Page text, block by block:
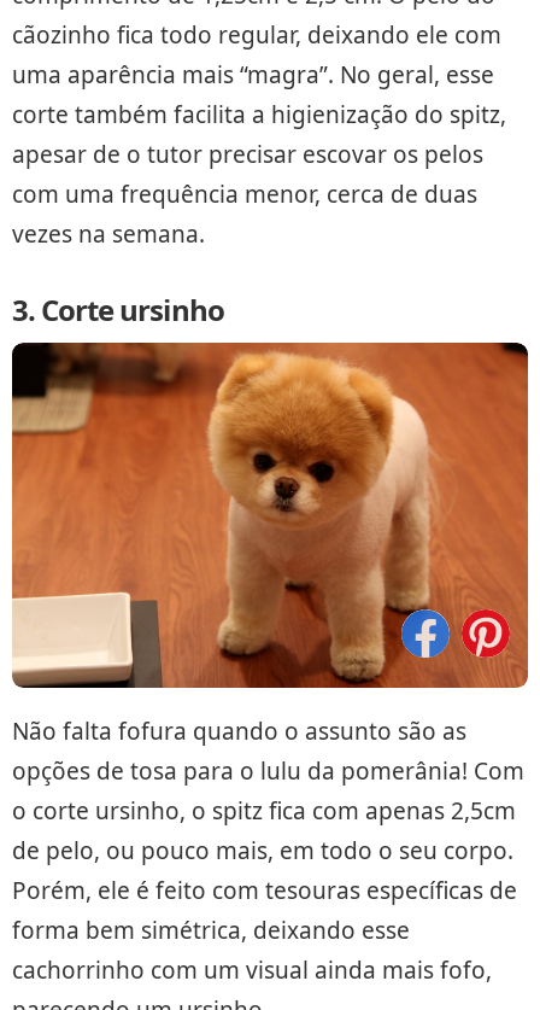
cãozinho fica todo regular, deixando ele com
uma aparência mais “magra”. No geral, esse
corte também facilita a higienização do spitz,
apesar de o tutor precisar escovar os pelos
com uma frequência menor, cerca de duas
vezes na semana.
3. Corte ursinho
Não falta fofura quando o assunto são as
opções de tosa para o lulu da pomerânia! Com
o corte ursinho, o spitz fica com apenas 2,5cm
de pelo, ou pouco mais, em todo o seu corpo.
Porém, ele é feito com tesouras específicas de
forma bem simétrica, deixando esse
cachorrinho com um visual ainda mais fofo,